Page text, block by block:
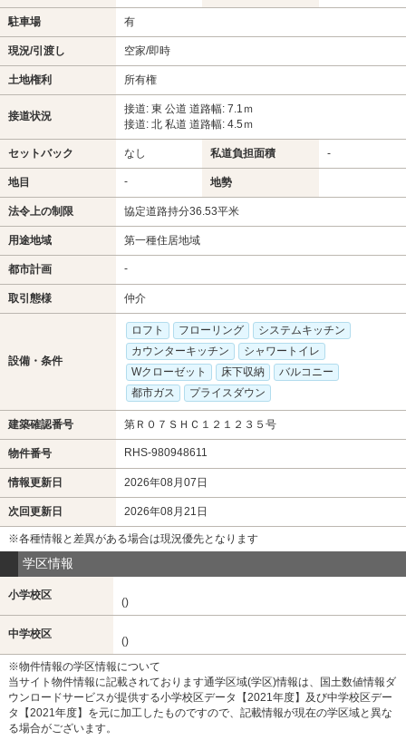
駐車場 有
現況/引渡し 空家/即時
土地権利 所有権
接道状況
接道: 東 公道 道路幅: 7.1ｍ
接道: 北 私道 道路幅: 4.5ｍ
セットバック なし 私道負担面積 -
地目 - 地勢
法令上の制限 協定道路持分36.53平米
用途地域 第一種住居地域
都市計画 -
取引態様 仲介
設備・条件
ロフト フローリング
システムキッチン
カウンターキッチン
シャワートイレ
Wクローゼット
床下収納
バルコニー
都市ガス
プライスダウン
建築確認番号 第Ｒ０７ＳＨＣ１２１２３５号
物件番号 RHS-980948611
情報更新日 2026年08月07日
次回更新日 2026年08月21日
※各種情報と差異がある場合は現況優先となります
学区情報
小学校区
()
中学校区
()
※物件情報の学区情報について
当サイト物件情報に記載されております通学区域(学区)情報は、国土数値情報ダ
ウンロードサービスが提供する小学校区データ【2021年度】及び中学校区デー
タ【2021年度】を元に加工したものですので、記載情報が現在の学区域と異な
る場合がございます。